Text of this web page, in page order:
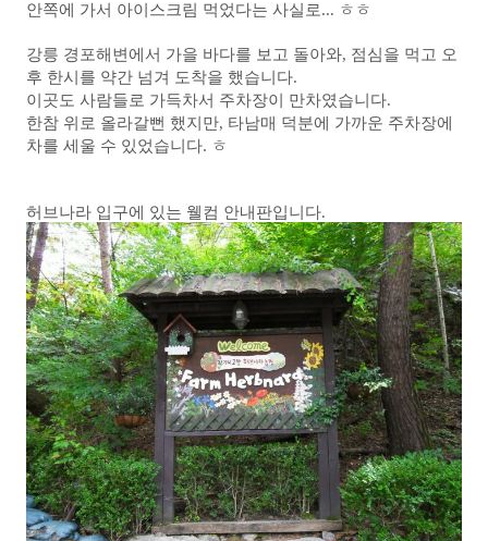
안쪽에 가서 아이스크림 먹었다는 사실로... ㅎㅎ
강릉 경포해변에서 가을 바다를 보고 돌아와, 점심을 먹고 오
후 한시를 약간 넘겨 도착을 했습니다.
이곳도 사람들로 가득차서 주차장이 만차였습니다.
한참 위로 올라갈뻔 했지만, 타남매 덕분에 가까운 주차장에
차를 세울 수 있었습니다. ㅎ
허브나라 입구에 있는 웰컴 안내판입니다.